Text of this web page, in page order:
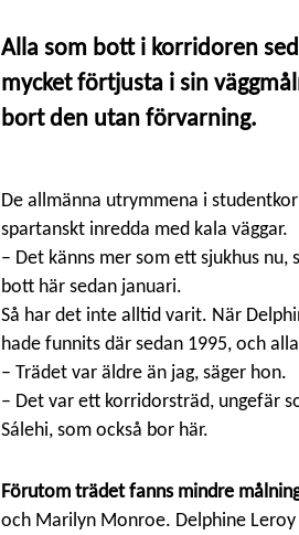
Alla som bott i korridoren
mycket förtjusta i sin
bort den utan förvarning.
De allmänna utrymmena i
spartanskt inredda med kala väggar.
– Det känns mer som ett sjukhus
bott här sedan januari.
Så har det inte alltid varit. När
hade funnits där sedan 1995, och
– Trädet var äldre än jag, säger hon.
– Det var ett korridorsträd, ungefär
Sálehi, som också bor här.
Förutom trädet fanns mindre
och Marilyn Monroe. Delphine